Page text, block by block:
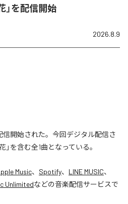
」を配信開始
2026.8.9
信開始された。今回デジタル配信さ
を含む全1曲となっている。
Music、 Spotify、 LINE MUSIC、
Unlimitedなどの音楽配信サービスで